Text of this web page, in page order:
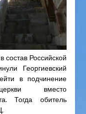
состав Российской
Георгиевский
в подчинение
вместо
Тогда обитель